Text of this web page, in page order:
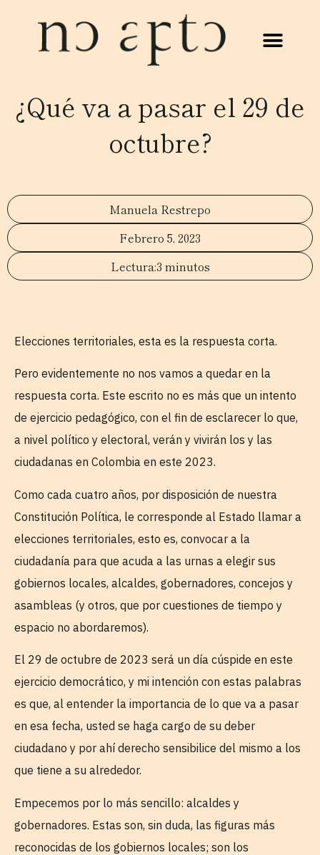
¿Qué va a pasar el 29 de
octubre?
Manuela Restrepo
Febrero 5, 2023
3 minutos
Elecciones territoriales, esta es la respuesta corta.
Pero evidentemente no nos vamos a quedar en la
respuesta corta. Este escrito no es más que un intento
de ejercicio pedagógico, con el fin de esclarecer lo que,
a nivel político y electoral, verán y vivirán los y las
ciudadanas en Colombia en este 2023.
Como cada cuatro años, por disposición de nuestra
Constitución Política, le corresponde al Estado llamar a
elecciones territoriales, esto es, convocar a la
ciudadanía para que acuda a las urnas a elegir sus
gobiernos locales, alcaldes, gobernadores, concejos y
asambleas (y otros, que por cuestiones de tiempo y
espacio no abordaremos).
El 29 de octubre de 2023 será un día cúspide en este
ejercicio democrático, y mi intención con estas palabras
es que, al entender la importancia de lo que va a pasar
en esa fecha, usted se haga cargo de su deber
ciudadano y por ahí derecho sensibilice del mismo a los
que tiene a su alrededor.
Empecemos por lo más sencillo: alcaldes y
gobernadores. Estas son, sin duda, las figuras más
reconocidas de los gobiernos locales; son los